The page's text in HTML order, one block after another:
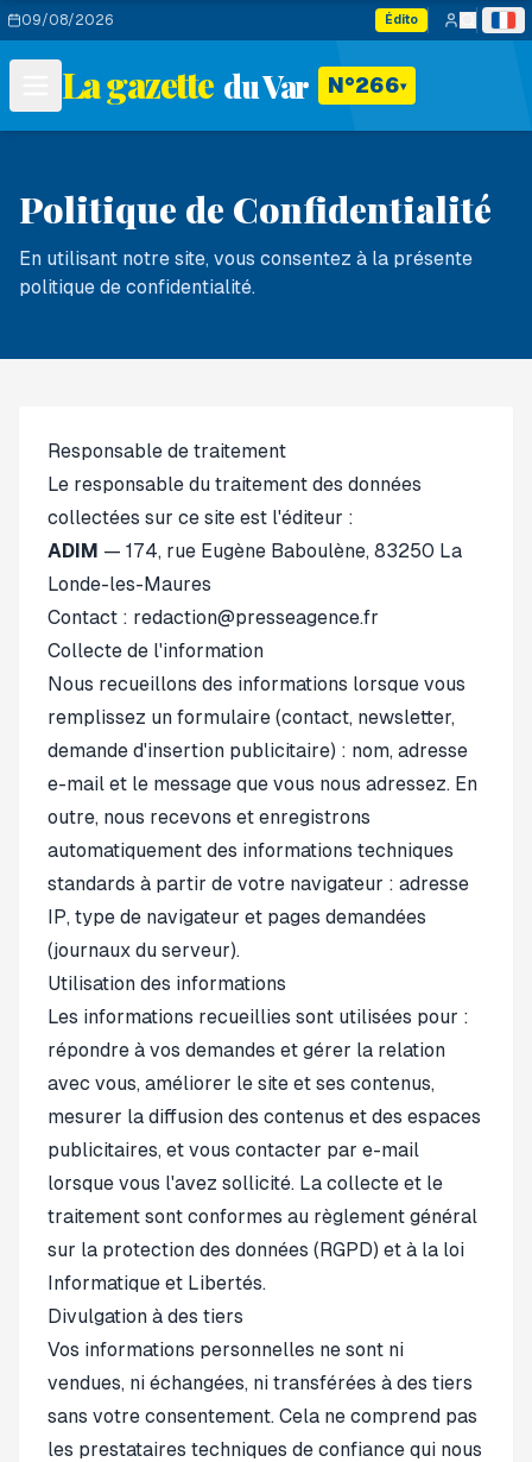
09/08/2026 Édito
La gazette du Var N°266▾
Politique de Confidentialité
En utilisant notre site, vous consentez à la présente
politique de confidentialité.
Responsable de traitement
Le responsable du traitement des données
collectées sur ce site est l'éditeur :
ADIM — 174, rue Eugène Baboulène, 83250 La
Londe-les-Maures
Contact : redaction@presseagence.fr
Collecte de l'information
Nous recueillons des informations lorsque vous
remplissez un formulaire (contact, newsletter,
demande d'insertion publicitaire) : nom, adresse
e-mail et le message que vous nous adressez. En
outre, nous recevons et enregistrons
automatiquement des informations techniques
standards à partir de votre navigateur : adresse
IP, type de navigateur et pages demandées
(journaux du serveur).
Utilisation des informations
Les informations recueillies sont utilisées pour :
répondre à vos demandes et gérer la relation
avec vous, améliorer le site et ses contenus,
mesurer la diffusion des contenus et des espaces
publicitaires, et vous contacter par e-mail
lorsque vous l'avez sollicité. La collecte et le
traitement sont conformes au règlement général
sur la protection des données (RGPD) et à la loi
Informatique et Libertés.
Divulgation à des tiers
Vos informations personnelles ne sont ni
vendues, ni échangées, ni transférées à des tiers
sans votre consentement. Cela ne comprend pas
les prestataires techniques de confiance qui nous